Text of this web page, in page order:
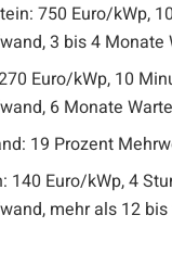
750 Euro/kWp,
3 bis 4 Monate
Euro/kWp, 10
6 Monate
19 Prozent
140 Euro/kWp, 4
mehr als 12